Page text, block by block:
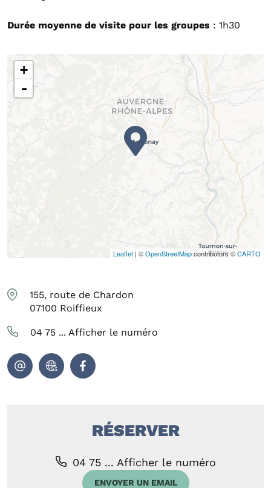
Durée moyenne de visite pour les groupes : 1h30
+
-
Leaflet | ©OpenStreetMapcontributors ©CARTO
155, route de Chardon
07100 Roiffieux
04 75 ... Afficher le numéro
RÉSERVER
04 75 ... Afficher le numéro
ENVOYER UN EMAIL